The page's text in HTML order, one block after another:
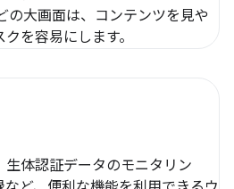
の大画面は、コンテンツを見や
を容易にします。
体認証データのモニタリン